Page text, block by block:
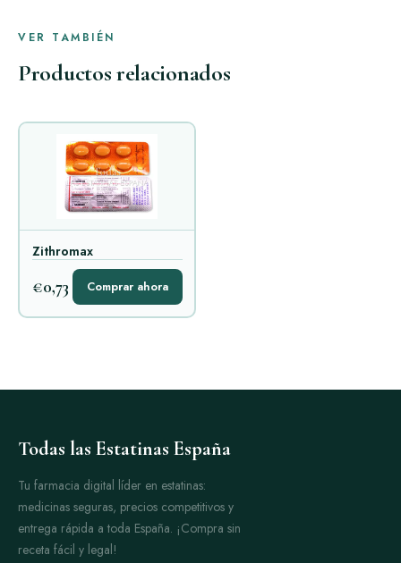
VER TAMBIÉN
Productos relacionados
Zithromax
€0,73 Comprar ahora
Todas las Estatinas España
Tu farmacia digital líder en estatinas:
medicinas seguras, precios competitivos y
entrega rápida a toda España. ¡Compra sin
receta fácil y legal!